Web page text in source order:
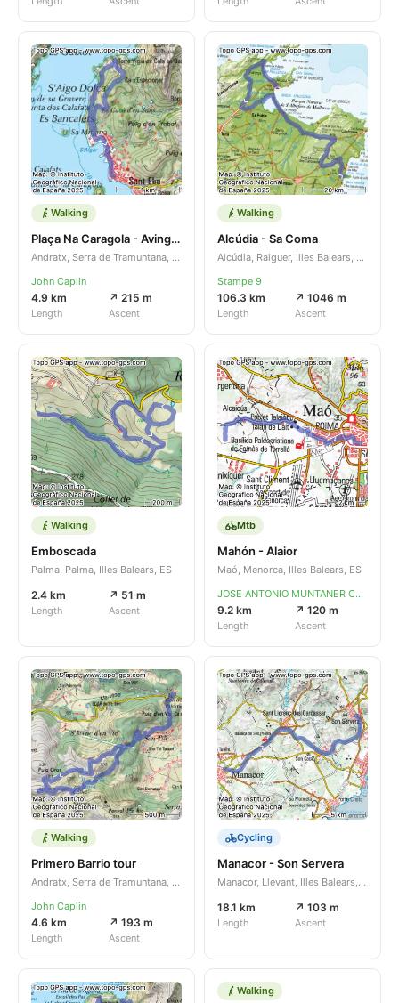
Walking
Plaça Na Caragola - Avinguda de Jaume I
Andratx, Serra de Tramuntana, Illes Balears, ES
John Caplin
4.9 km
Length
↗ 215 m
Ascent
Walking
Alcúdia - Sa Coma
Alcúdia, Raiguer, Illes Balears, ES
Stampe 9
106.3 km
Length
↗ 1046 m
Ascent
Walking
Emboscada
Palma, Palma, Illes Balears, ES
2.4 km
Length
↗ 51 m
Ascent
Mtb
Mahón - Alaior
Maó, Menorca, Illes Balears, ES
JOSE ANTONIO MUNTANER CAPO
9.2 km
Length
↗ 120 m
Ascent
Walking
Primero Barrio tour
Andratx, Serra de Tramuntana, Illes Balears, ES
John Caplin
4.6 km
Length
↗ 193 m
Ascent
Cycling
Manacor - Son Servera
Manacor, Llevant, Illes Balears, ES
18.1 km
Length
↗ 103 m
Ascent
Walking